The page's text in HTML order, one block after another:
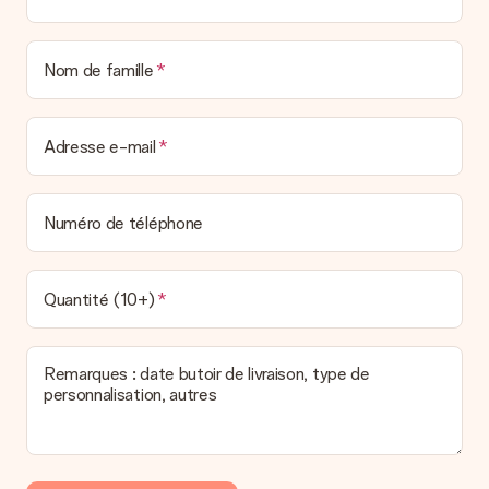
Nom de famille
Adresse e-mail
Numéro de téléphone
Quantité (10+)
Remarques : date butoir de livraison, type de
personnalisation, autres